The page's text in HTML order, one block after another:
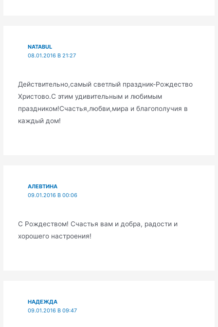
NATABUL
08.01.2016 В 21:27
Действительно,самый светлый праздник-Рождество
Христово.С этим удивительным и любимым
праздником!Счастья,любви,мира и благополучия в
каждый дом!
АЛЕВТИНА
09.01.2016 В 00:06
С Рождеством! Счастья вам и добра, радости и
хорошего настроения!
НАДЕЖДА
09.01.2016 В 09:47